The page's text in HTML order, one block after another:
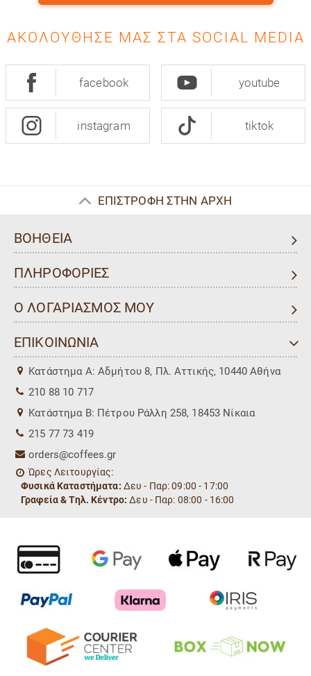
ΑΚΟΛΟΎΘΗΣΈ ΜΑΣ ΣΤΑ SOCIAL MEDIA
facebook youtube
instagram tiktok
ΕΠΙΣΤΡΟΦΗ ΣΤΗΝ ΑΡΧΗ
ΒΟΗΘΕΙΑ
ΠΛΗΡΟΦΟΡΙΕΣ
Ο ΛΟΓΑΡΙΑΣΜΟΣ ΜΟΥ
ΕΠΙΚΟΙΝΩΝΙΑ
Kατάστημα Α: Αδμήτου 8, Πλ. Αττικής, 10440 Αθήνα
210 88 10 717
Kατάστημα Β: Πέτρου Ράλλη 258, 18453 Νίκαια
215 77 73 419
orders@coffees.gr
Ώρες Λειτουργίας:
Φυσικά Καταστήματα: Δευ - Παρ: 09:00 - 17:00
Γραφεία & Τηλ. Κέντρο: Δευ - Παρ: 08:00 - 16:00